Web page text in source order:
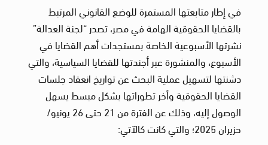
في إطار متابعتها المستمرة للوضع القانوني المرتبط
بالقضايا الحقوقية الهامة في مصر، تصدر “لجنة العدالة”
نشرتها الأسبوعية الخاصة بمستجدات أهم القضايا في
الأسبوع، والمنشورة عبر أجندتها للقضايا السياسية، والتي
دشنتها لتسهيل عملية البحث عن تواريخ انعقاد جلسات
القضايا الحقوقية وأخر تطوراتها بشكل مبسط يسهل
الوصول إليه، وذلك عن الفترة من 21 حتى 26 يونيو/
حزيران 2025؛ والتي كانت كالآتي: